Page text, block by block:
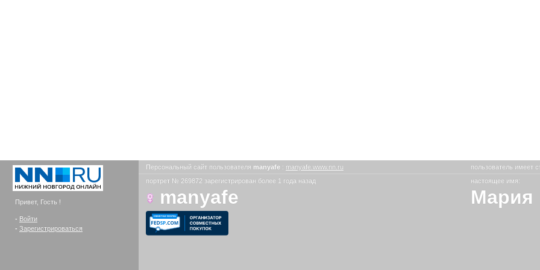
Привет, Гость !
- Войти
- Зарегистрироваться
Персональный сайт пользователя manyafe : manyafe.www.nn.ru пользователь имеет
портрет № 269872 зарегистрирован более 1 года назад
manyafe
настоящее имя:
Мария